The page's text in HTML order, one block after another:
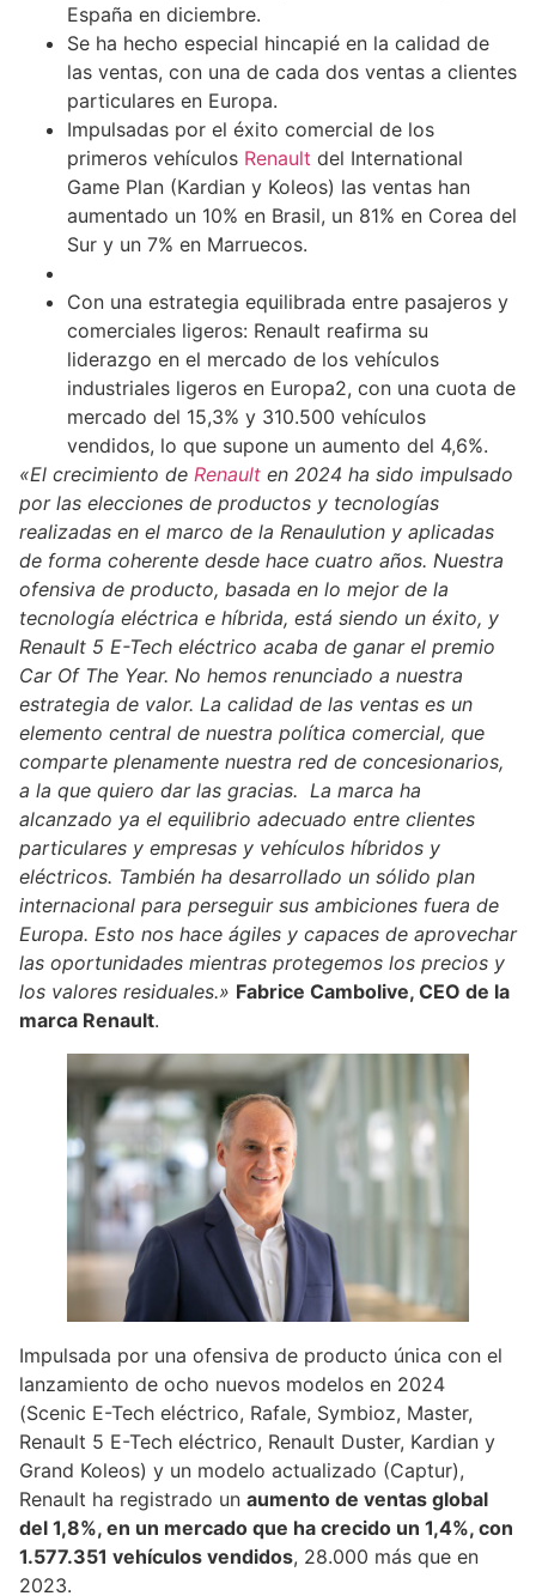
España en diciembre.
Se ha hecho especial hincapié en la calidad de
las ventas, con una de cada dos ventas a clientes
particulares en Europa.
Impulsadas por el éxito comercial de los
primeros vehículos Renault del International
Game Plan (Kardian y Koleos) las ventas han
aumentado un 10% en Brasil, un 81% en Corea del
Sur y un 7% en Marruecos.
Con una estrategia equilibrada entre pasajeros y
comerciales ligeros: Renault reafirma su
liderazgo en el mercado de los vehículos
industriales ligeros en Europa2, con una cuota de
mercado del 15,3% y 310.500 vehículos
vendidos, lo que supone un aumento del 4,6%.
«El crecimiento de Renault en 2024 ha sido impulsado
por las elecciones de productos y tecnologías
realizadas en el marco de la Renaulution y aplicadas
de forma coherente desde hace cuatro años. Nuestra
ofensiva de producto, basada en lo mejor de la
tecnología eléctrica e híbrida, está siendo un éxito, y
Renault 5 E-Tech eléctrico acaba de ganar el premio
Car Of The Year. No hemos renunciado a nuestra
estrategia de valor. La calidad de las ventas es un
elemento central de nuestra política comercial, que
comparte plenamente nuestra red de concesionarios,
a la que quiero dar las gracias. La marca ha
alcanzado ya el equilibrio adecuado entre clientes
particulares y empresas y vehículos híbridos y
eléctricos. También ha desarrollado un sólido plan
internacional para perseguir sus ambiciones fuera de
Europa. Esto nos hace ágiles y capaces de aprovechar
las oportunidades mientras protegemos los precios y
los valores residuales.» Fabrice Cambolive, CEO de la
marca Renault.
Impulsada por una ofensiva de producto única con el
lanzamiento de ocho nuevos modelos en 2024
(Scenic E-Tech eléctrico, Rafale, Symbioz, Master,
Renault 5 E-Tech eléctrico, Renault Duster, Kardian y
Grand Koleos) y un modelo actualizado (Captur),
Renault ha registrado un aumento de ventas global
del 1,8%, en un mercado que ha crecido un 1,4%, con
1.577.351 vehículos vendidos, 28.000 más que en
2023.